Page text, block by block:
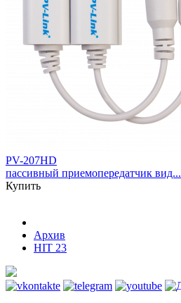
PV-207HD
пассивный приемопередатчик вид...
Купить
Архив
HIT 23